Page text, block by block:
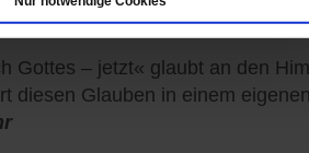
dem Wein
Gottes – jetzt« glaubt an den
diesen Glauben in einem